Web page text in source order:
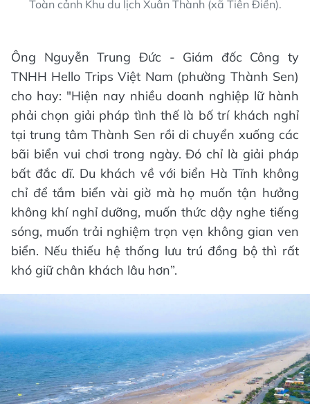
Toàn cảnh Khu du lịch Xuân Thành (xã Tiên Điền).
Ông Nguyễn Trung Đức - Giám đốc Công ty
TNHH Hello Trips Việt Nam (phường Thành Sen)
cho hay: "Hiện nay nhiều doanh nghiệp lữ hành
phải chọn giải pháp tình thế là bố trí khách nghỉ
tại trung tâm Thành Sen rồi di chuyển xuống các
bãi biển vui chơi trong ngày. Đó chỉ là giải pháp
bất đắc dĩ. Du khách về với biển Hà Tĩnh không
chỉ để tắm biển vài giờ mà họ muốn tận hưởng
không khí nghỉ dưỡng, muốn thức dậy nghe tiếng
sóng, muốn trải nghiệm trọn vẹn không gian ven
biển. Nếu thiếu hệ thống lưu trú đồng bộ thì rất
khó giữ chân khách lâu hơn”.